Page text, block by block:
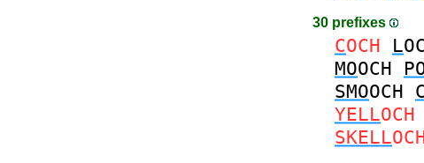
30 prefixes
COCH L
MOOCH
SMOOCH
YELLOCH
SKELL